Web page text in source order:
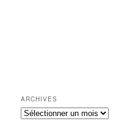
ARCHIVES
Archives